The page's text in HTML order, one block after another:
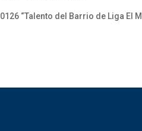
0126 “Talento del Barrio de Liga El